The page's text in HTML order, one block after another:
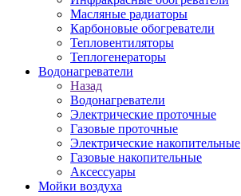
Масляные радиаторы
Карбоновые обогреватели
Тепловентиляторы
Теплогенераторы
Водонагреватели
Назад
Водонагреватели
Электрические проточные
Газовые проточные
Электрические накопительные
Газовые накопительные
Аксессуары
Мойки воздуха